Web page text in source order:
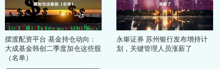
摆渡配资平台 基金持仓动向：
大成基金韩创二季度加仓这些股
（名单）
永崋证券 苏州银行发布增持计
划，关键管理人员涨薪了